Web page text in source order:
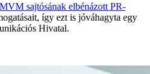
sajtósának elbénázott PR-
így ezt is jóváhagyta egy
Hivatal.